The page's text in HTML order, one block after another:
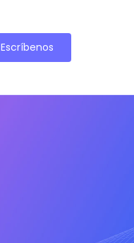
Escríbenos